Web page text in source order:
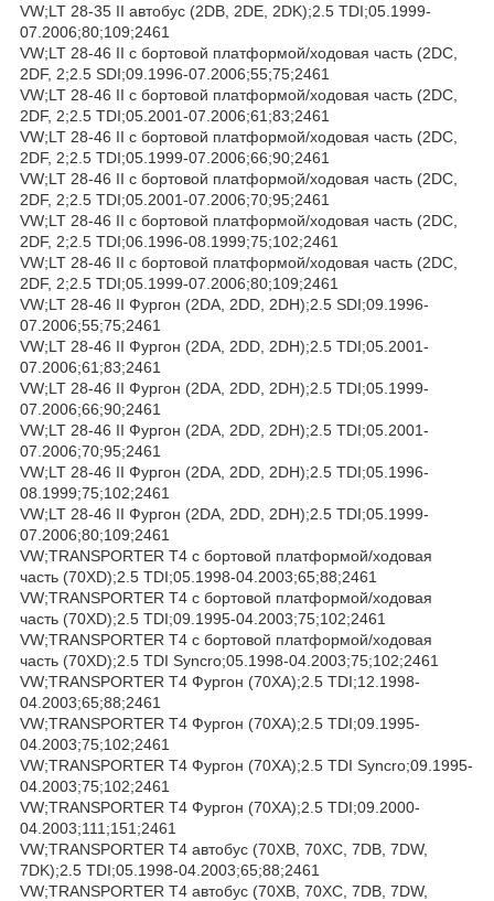
VW;LT 28-35 II автобус (2DB, 2DE, 2DK);2.5 TDI;05.1999-
07.2006;80;109;2461
VW;LT 28-46 II c бортовой платформой/ходовая часть (2DC,
2DF, 2;2.5 SDI;09.1996-07.2006;55;75;2461
VW;LT 28-46 II c бортовой платформой/ходовая часть (2DC,
2DF, 2;2.5 TDI;05.2001-07.2006;61;83;2461
VW;LT 28-46 II c бортовой платформой/ходовая часть (2DC,
2DF, 2;2.5 TDI;05.1999-07.2006;66;90;2461
VW;LT 28-46 II c бортовой платформой/ходовая часть (2DC,
2DF, 2;2.5 TDI;05.2001-07.2006;70;95;2461
VW;LT 28-46 II c бортовой платформой/ходовая часть (2DC,
2DF, 2;2.5 TDI;06.1996-08.1999;75;102;2461
VW;LT 28-46 II c бортовой платформой/ходовая часть (2DC,
2DF, 2;2.5 TDI;05.1999-07.2006;80;109;2461
VW;LT 28-46 II Фургон (2DA, 2DD, 2DH);2.5 SDI;09.1996-
07.2006;55;75;2461
VW;LT 28-46 II Фургон (2DA, 2DD, 2DH);2.5 TDI;05.2001-
07.2006;61;83;2461
VW;LT 28-46 II Фургон (2DA, 2DD, 2DH);2.5 TDI;05.1999-
07.2006;66;90;2461
VW;LT 28-46 II Фургон (2DA, 2DD, 2DH);2.5 TDI;05.2001-
07.2006;70;95;2461
VW;LT 28-46 II Фургон (2DA, 2DD, 2DH);2.5 TDI;05.1996-
08.1999;75;102;2461
VW;LT 28-46 II Фургон (2DA, 2DD, 2DH);2.5 TDI;05.1999-
07.2006;80;109;2461
VW;TRANSPORTER T4 c бортовой платформой/ходовая
часть (70XD);2.5 TDI;05.1998-04.2003;65;88;2461
VW;TRANSPORTER T4 c бортовой платформой/ходовая
часть (70XD);2.5 TDI;09.1995-04.2003;75;102;2461
VW;TRANSPORTER T4 c бортовой платформой/ходовая
часть (70XD);2.5 TDI Syncro;05.1998-04.2003;75;102;2461
VW;TRANSPORTER T4 Фургон (70XA);2.5 TDI;12.1998-
04.2003;65;88;2461
VW;TRANSPORTER T4 Фургон (70XA);2.5 TDI;09.1995-
04.2003;75;102;2461
VW;TRANSPORTER T4 Фургон (70XA);2.5 TDI Syncro;09.1995-
04.2003;75;102;2461
VW;TRANSPORTER T4 Фургон (70XA);2.5 TDI;09.2000-
04.2003;111;151;2461
VW;TRANSPORTER T4 автобус (70XB, 70XC, 7DB, 7DW,
7DK);2.5 TDI;05.1998-04.2003;65;88;2461
VW;TRANSPORTER T4 автобус (70XB, 70XC, 7DB, 7DW,